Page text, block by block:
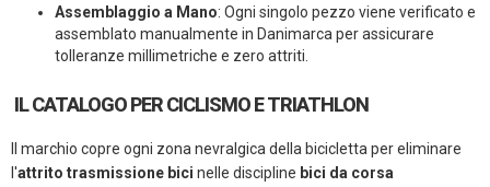
Assemblaggio a Mano: Ogni singolo pezzo viene verificato e
assemblato manualmente in Danimarca per assicurare
tolleranze millimetriche e zero attriti.
IL CATALOGO PER CICLISMO E TRIATHLON
Il marchio copre ogni zona nevralgica della bicicletta per eliminare
l'attrito trasmissione bici nelle discipline bici da corsa